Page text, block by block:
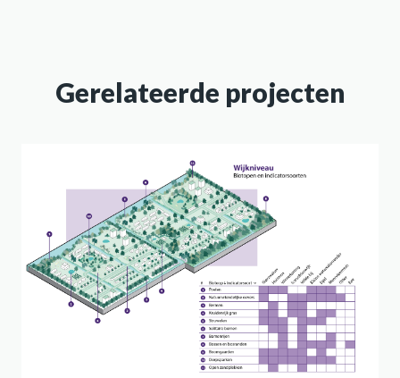
Gerelateerde projecten